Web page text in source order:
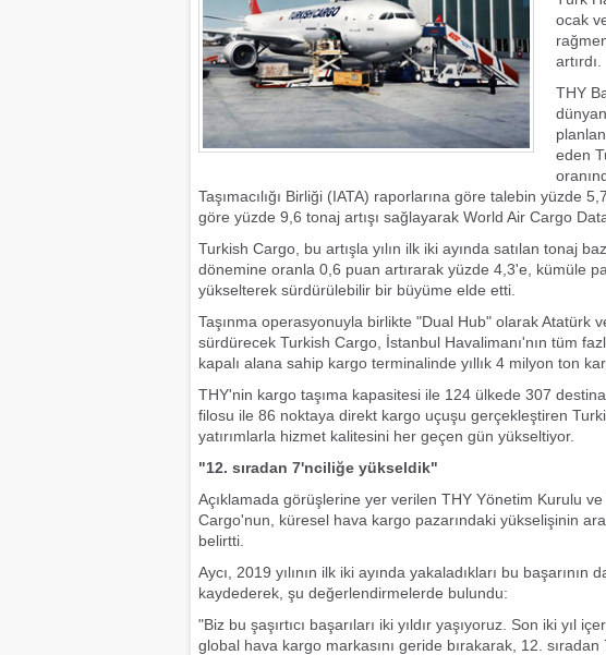
ocak
artırdı.
THY
eden
Taşımacılığı Birliği (IATA) raporlarına göre talebin yüzde
göre yüzde 9,6 tonaj artışı sağlayarak World Air Cargo
Turkish Cargo, bu artışla yılın ilk iki ayında satılan tonaj
dönemine oranla 0,6 puan artırarak yüzde 4,3'e, kümüle
yükselterek sürdürülebilir bir büyüme elde etti.
Taşınma operasyonuyla birlikte "Dual Hub" olarak Atatürk
sürdürecek Turkish Cargo, İstanbul Havalimanı'nın tüm
kapalı alana sahip kargo terminalinde yıllık 4 milyon ton
THY'nin kargo taşıma kapasitesi ile 124 ülkede 307
filosu ile 86 noktaya direkt kargo uçuşu gerçekleştiren
yatırımlarla hizmet kalitesini her geçen gün yükseltiyor.
"12. sıradan 7'nciliğe yükseldik"
Açıklamada görüşlerine yer verilen THY Yönetim Kurulu
Cargo'nun, küresel hava kargo pazarındaki yükselişinin
belirtti.
Aycı, 2019 yılının ilk iki ayında yakaladıkları bu
kaydederek, şu değerlendirmelerde bulundu:
"Biz bu şaşırtıcı başarıları iki yıldır yaşıyoruz. Son iki yıl
global hava kargo markasını geride bırakarak, 12.